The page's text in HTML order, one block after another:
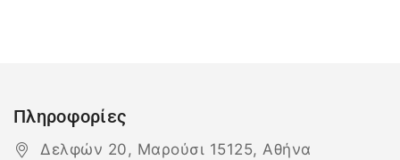
Πληροφορίες
Δελφών 20, Μαρούσι 15125, Αθήνα